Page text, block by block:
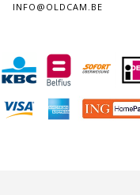
INFO@OLDCAM.BE